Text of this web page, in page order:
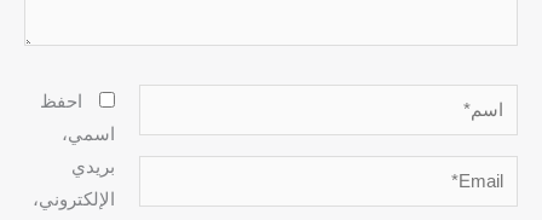
اسم*
Email*
احفظ
اسمي،
بريدي
الإلكتروني،